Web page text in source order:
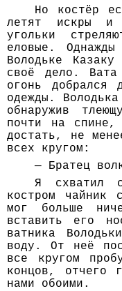
Но костёр
летят искры и
угольки
еловые.
Володьке
своё дело.
огонь добрался
одежды.
обнаружив
почти на
достать, не
всех кругом:
— Братец
Я схватил
костром чайник
мог больше
вставить его
ватника
воду. От неё
все кругом
концов, отчего
нами обоими.